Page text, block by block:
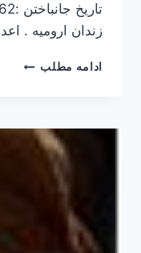
زندان ارومیه .
ادامه مطلب نرمین